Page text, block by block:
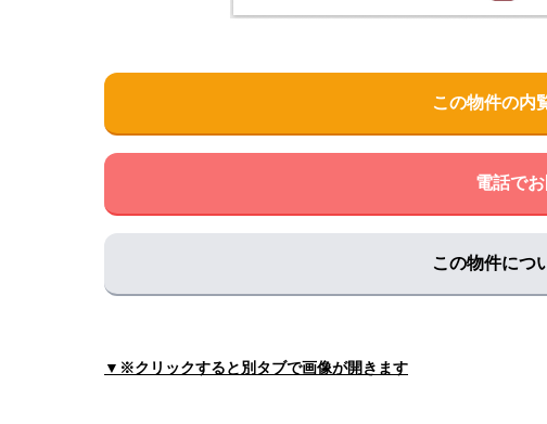
ひかみシルバーホーム
マップで見る
里皮フ科クリニック
マップで見る
海動物病院 丹波往診所
住所:兵庫県丹波市氷上町成松４６０−１
この物件の内
電話で
この物件につ
▼※クリックすると別タブで画像が開きます